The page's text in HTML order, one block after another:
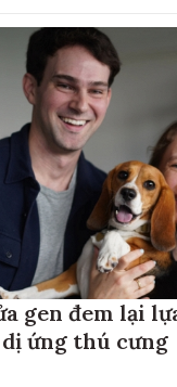
gen đem lại
ứng thú cưng